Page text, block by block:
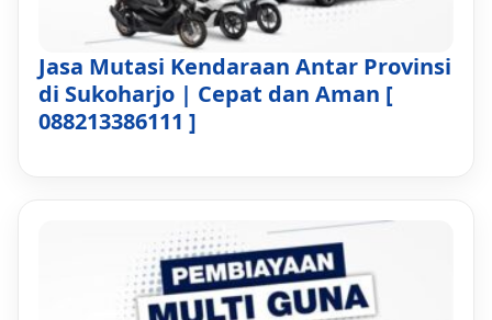
Jasa Mutasi Kendaraan Antar Provinsi
di Sukoharjo | Cepat dan Aman [
088213386111 ]